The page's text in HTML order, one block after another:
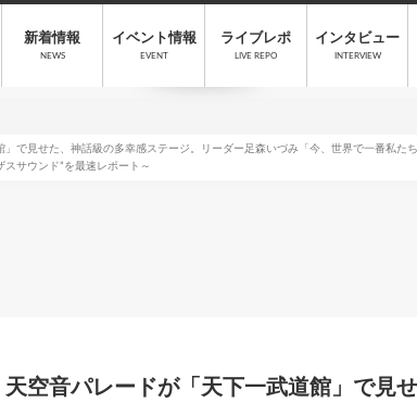
新着情報
NEWS
イベント情報
EVENT
ライブレポ
LIVE REPO
インタビュー
INTERVIEW
で見せた、神話級の多幸感ステージ。リーダー足森いづみ「今、世界で一番私た
サウンド”を最速レポート～
空音パレードが「天下一武道館」で見